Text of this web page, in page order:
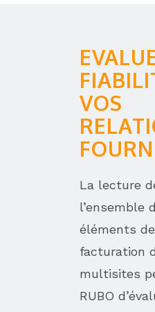
VOS
La lecture
l’ensemble
éléments de
facturation
multisites
RUBO